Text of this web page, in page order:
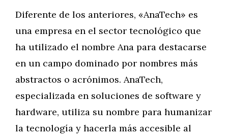
Diferente de los anteriores, «AnaTech» es
una empresa en el sector tecnológico que
ha utilizado el nombre Ana para destacarse
en un campo dominado por nombres más
abstractos o acrónimos. AnaTech,
especializada en soluciones de software y
hardware, utiliza su nombre para humanizar
la tecnología y hacerla más accesible al